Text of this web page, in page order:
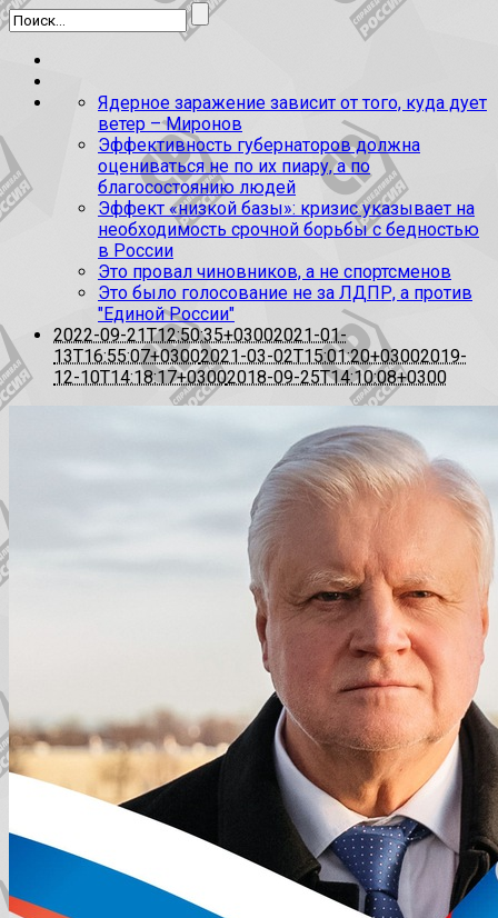
Ядерное заражение зависит от того, куда дует
ветер – Миронов
Эффективность губернаторов должна
оцениваться не по их пиару, а по
благосостоянию людей
Эффект «низкой базы»: кризис указывает на
необходимость срочной борьбы с бедностью
в России
Это провал чиновников, а не спортсменов
Это было голосование не за ЛДПР, а против
"Единой России"
2022-09-21T12:50:35+03002021-01-
13T16:55:07+03002021-03-02T15:01:20+03002019-
12-10T14:18:17+03002018-09-25T14:10:08+0300